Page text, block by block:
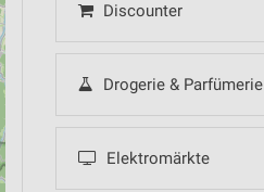
Discounter
Drogerie & Parfümerie
Elektromärkte